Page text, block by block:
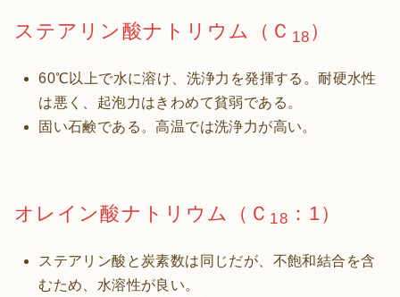
ステアリン酸ナトリウム（Ｃ 18 ）
60℃以上で水に溶け、洗浄力を発揮する。耐硬水性
は悪く、起泡力はきわめて貧弱である。
固い石鹸である。高温では洗浄力が高い。
オレイン酸ナトリウム（Ｃ 18 ：1）
ステアリン酸と炭素数は同じだが、不飽和結合を含
むため、水溶性が良い。